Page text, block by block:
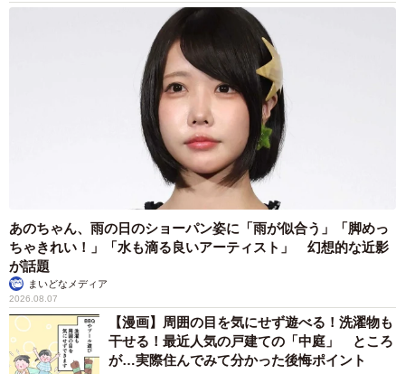
しらぴょんさんの変化／しらぴょんさん（@lonestarsde66）提供
ボディメイクを始める前は、いつも仕事後にお酒を飲みに
あのちゃん、雨の日のショーパン姿に「雨が似合う」「脚めっ
ちゃきれい！」「水も滴る良いアーティスト」 幻想的な近影
が話題
まいどなメディア
2026.08.07
【漫画】周囲の目を気にせず遊べる！洗濯物も
干せる！最近人気の戸建ての「中庭」 ところ
が…実際住んでみて分かった後悔ポイント